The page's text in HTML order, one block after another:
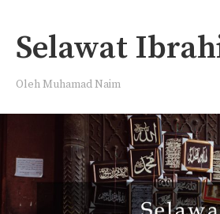
Selawat
OlehMuhamad Naim